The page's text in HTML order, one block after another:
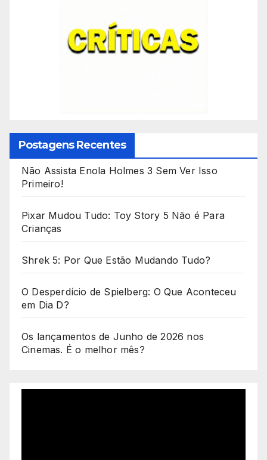
Postagens Recentes
Não Assista Enola Holmes 3 Sem Ver Isso
Primeiro!
Pixar Mudou Tudo: Toy Story 5 Não é Para
Crianças
Shrek 5: Por Que Estão Mudando Tudo?
O Desperdício de Spielberg: O Que Aconteceu
em Dia D?
Os lançamentos de Junho de 2026 nos
Cinemas. É o melhor mês?